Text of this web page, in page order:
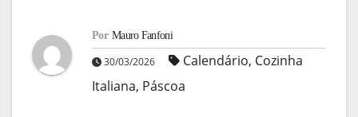
Por Mauro Fanfoni
30/03/2026 Calendário, Cozinha
Italiana, Páscoa